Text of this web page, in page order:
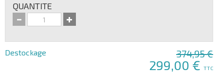
QUANTITE
Destockage 374,95 €
299,00 € TTC